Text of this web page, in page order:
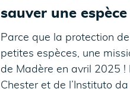
sauver une
Parce que la protection
petites espèces, une
de Madère en avril 2025 !
Chester et de l’Instituto